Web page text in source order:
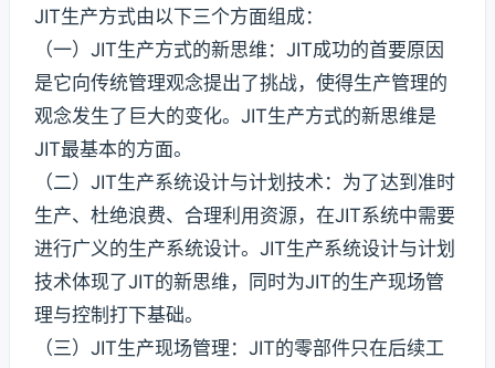
JIT生产方式由以下三个方面组成：
（一）JIT生产方式的新思维：JIT成功的首要原因
是它向传统管理观念提出了挑战，使得生产管理的
观念发生了巨大的变化。JIT生产方式的新思维是
JIT最基本的方面。
（二）JIT生产系统设计与计划技术：为了达到准时
生产、杜绝浪费、合理利用资源，在JIT系统中需要
进行广义的生产系统设计。JIT生产系统设计与计划
技术体现了JIT的新思维，同时为JIT的生产现场管
理与控制打下基础。
（三）JIT生产现场管理：JIT的零部件只在后续工